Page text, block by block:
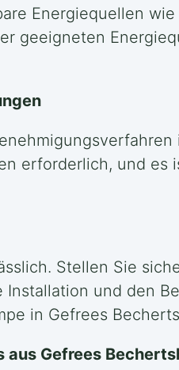
Energiequellen
geeigneten
erforderlich, und
Stellen Sie
und den
in Gefrees
aus Gefrees